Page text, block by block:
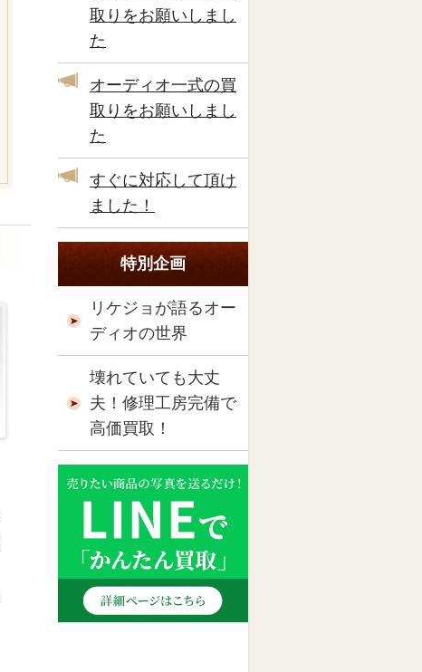
取りをお願いしまし
た
オーディオ一式の買
取りをお願いしまし
た
すぐに対応して頂け
ました！
特別企画
リケジョが語るオー
ディオの世界
壊れていても大丈
夫！修理工房完備で
高価買取！